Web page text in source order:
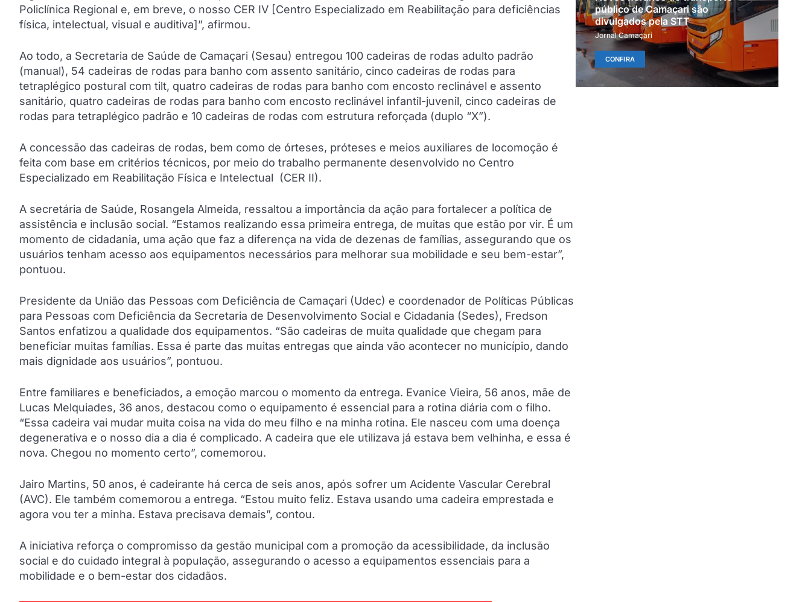
Policlínica Regional e, em breve, o nosso CER IV [Centro Especializado em Reabilitação para deficiências
física, intelectual, visual e auditiva]”, afirmou.
Ao todo, a Secretaria de Saúde de Camaçari (Sesau) entregou 100 cadeiras de rodas adulto padrão
(manual), 54 cadeiras de rodas para banho com assento sanitário, cinco cadeiras de rodas para
tetraplégico postural com tilt, quatro cadeiras de rodas para banho com encosto reclinável e assento
sanitário, quatro cadeiras de rodas para banho com encosto reclinável infantil-juvenil, cinco cadeiras de
rodas para tetraplégico padrão e 10 cadeiras de rodas com estrutura reforçada (duplo “X”).
A concessão das cadeiras de rodas, bem como de órteses, próteses e meios auxiliares de locomoção é
feita com base em critérios técnicos, por meio do trabalho permanente desenvolvido no Centro
Especializado em Reabilitação Física e Intelectual (CER II).
A secretária de Saúde, Rosangela Almeida, ressaltou a importância da ação para fortalecer a política de
assistência e inclusão social. “Estamos realizando essa primeira entrega, de muitas que estão por vir. É um
momento de cidadania, uma ação que faz a diferença na vida de dezenas de famílias, assegurando que os
usuários tenham acesso aos equipamentos necessários para melhorar sua mobilidade e seu bem-estar”,
pontuou.
Presidente da União das Pessoas com Deficiência de Camaçari (Udec) e coordenador de Políticas Públicas
para Pessoas com Deficiência da Secretaria de Desenvolvimento Social e Cidadania (Sedes), Fredson
Santos enfatizou a qualidade dos equipamentos. “São cadeiras de muita qualidade que chegam para
beneficiar muitas famílias. Essa é parte das muitas entregas que ainda vão acontecer no município, dando
mais dignidade aos usuários”, pontuou.
Entre familiares e beneficiados, a emoção marcou o momento da entrega. Evanice Vieira, 56 anos, mãe de
Lucas Melquiades, 36 anos, destacou como o equipamento é essencial para a rotina diária com o filho.
“Essa cadeira vai mudar muita coisa na vida do meu filho e na minha rotina. Ele nasceu com uma doença
degenerativa e o nosso dia a dia é complicado. A cadeira que ele utilizava já estava bem velhinha, e essa é
nova. Chegou no momento certo”, comemorou.
Jairo Martins, 50 anos, é cadeirante há cerca de seis anos, após sofrer um Acidente Vascular Cerebral
(AVC). Ele também comemorou a entrega. “Estou muito feliz. Estava usando uma cadeira emprestada e
agora vou ter a minha. Estava precisava demais”, contou.
A iniciativa reforça o compromisso da gestão municipal com a promoção da acessibilidade, da inclusão
social e do cuidado integral à população, assegurando o acesso a equipamentos essenciais para a
mobilidade e o bem-estar dos cidadãos.
público de Camaçari são
divulgados pela STT
Jornal Camaçari
CONFIRA